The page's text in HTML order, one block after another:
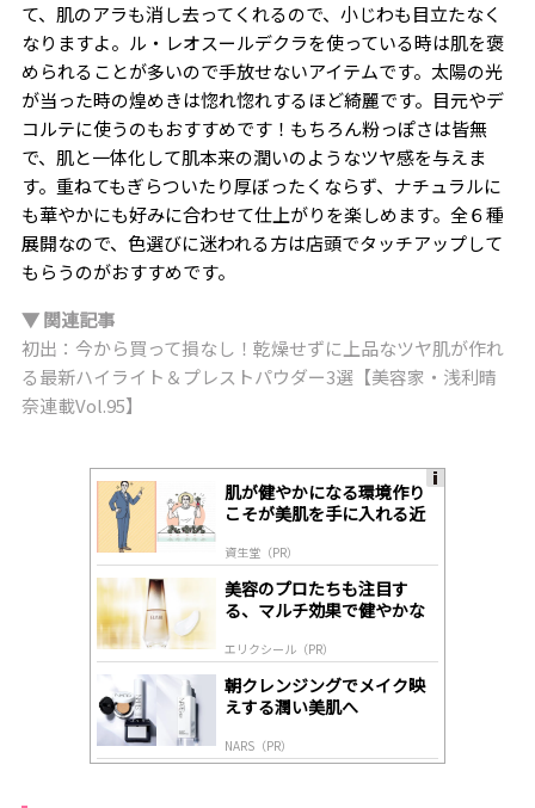
て、肌のアラも消し去ってくれるので、小じわも目立たなく
なりますよ。ル・レオスールデクラを使っている時は肌を褒
められることが多いので手放せないアイテムです。太陽の光
が当った時の煌めきは惚れ惚れするほど綺麗です。目元やデ
コルテに使うのもおすすめです！もちろん粉っぽさは皆無
で、肌と一体化して肌本来の潤いのようなツヤ感を与えま
す。重ねてもぎらついたり厚ぼったくならず、ナチュラルに
も華やかにも好みに合わせて仕上がりを楽しめます。全６種
展開なので、色選びに迷われる方は店頭でタッチアップして
もらうのがおすすめです。
▼ 関連記事
初出：今から買って損なし！乾燥せずに上品なツヤ肌が作れ
る最新ハイライト＆プレストパウダー3選【美容家・浅利晴
奈連載Vol.95】
肌が健やかになる環境作り
こそが美肌を手に入れる近
資生堂（PR）
美容のプロたちも注目す
る、マルチ効果で健やかな
エリクシール（PR）
朝クレンジングでメイク映
えする潤い美肌へ
NARS（PR）